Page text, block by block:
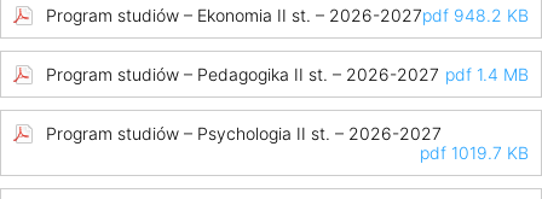
Program studiów – Ekonomia II st. – 2026-2027pdf 948.2 KB
Program studiów – Pedagogika II st. – 2026-2027 pdf 1.4 MB
Program studiów – Psychologia II st. – 2026-2027
pdf 1019.7 KB